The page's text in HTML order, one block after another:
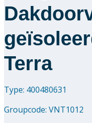
Terra
Type: 400480631
Groupcode: VNT1012